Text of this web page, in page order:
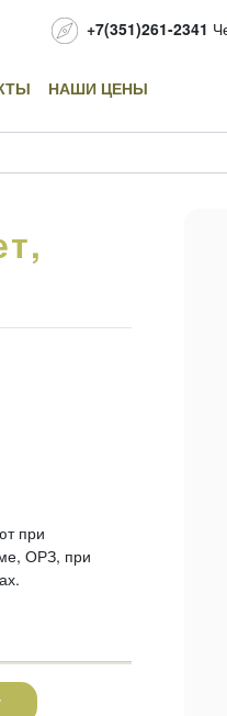
+7(351)261-2341
НАШИ ЦЕНЫ
при
ОРЗ, при